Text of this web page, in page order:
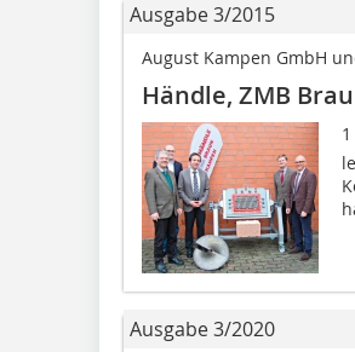
Ausgabe 3/2015
August Kampen GmbH
Händle, ZMB
Ausgabe 3/2020